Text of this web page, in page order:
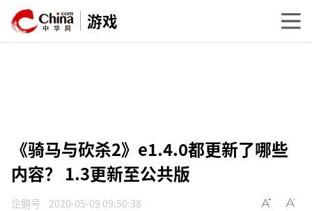
游戏
《骑马与砍杀2》e1.4.0都更新了哪些
内容？ 1.3更新至公共版
企鹅号 2020-05-09 09:50:38